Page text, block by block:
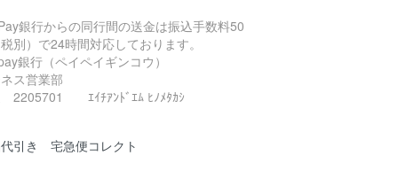
銀行からの同行間の送金は振込手数料50
別）で24時間対応しております。
銀行（ペイペイギンコウ）
ス営業部
2205701 ｴｲﾁｱﾝﾄﾞｴﾑ ﾋﾉﾒﾀｶｼ
引き 宅急便コレクト